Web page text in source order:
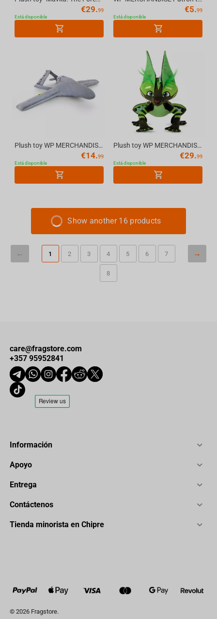
€29.99
Está disponible
€5.99
Está disponible
Plush toy WP MERCHANDISE UAV 56 cm
€14.99
Está disponible
Plush toy WP MERCHANDISE "Mavka. The Forest Song" Swampy KittyFrog 33 cm
€29.99
Está disponible
Show another 16 products
1 2 3 4 5 6 7
8
care@fragstore.com
+357 95952841
Información
Apoyo
Entrega
Contáctenos
Tienda minorista en Chipre
© 2026 Fragstore.